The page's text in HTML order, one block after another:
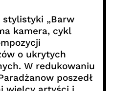
„Barw
kamera, cykl
o ukrytych
W redukowaniu
poszedł